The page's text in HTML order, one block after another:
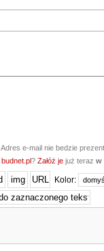
Adres e-mail nie bedzie
budnet.pl? Załóż je już teraz w
Kolor: